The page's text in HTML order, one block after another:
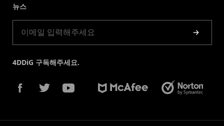
제품 가이드
뉴스
4DDiG 구독해주세요.